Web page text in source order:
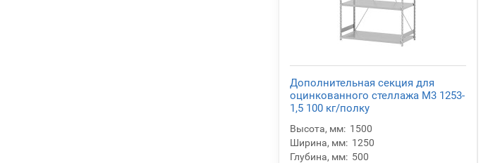
Дополнительная секция для
оцинкованного стеллажа М3 1253-
1,5 100 кг/полку
Высота, мм: 1500
Ширина, мм: 1250
Глубина, мм: 500